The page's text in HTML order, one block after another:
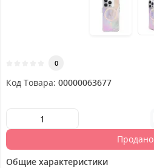
0
Код Товара: 00000063677
Продано
Общие характеристики